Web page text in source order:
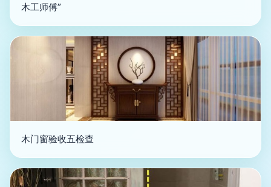
木工师傅”
木门窗验收五检查